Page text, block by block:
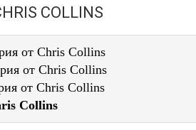
КОСМЕТИКА
COLLINS
от Chris Collins
от Chris Collins
от Chris Collins
Collins